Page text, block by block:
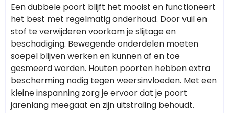
Een dubbele poort blijft het mooist en functioneert
het best met regelmatig onderhoud. Door vuil en
stof te verwijderen voorkom je slijtage en
beschadiging. Bewegende onderdelen moeten
soepel blijven werken en kunnen af en toe
gesmeerd worden. Houten poorten hebben extra
bescherming nodig tegen weersinvloeden. Met een
kleine inspanning zorg je ervoor dat je poort
jarenlang meegaat en zijn uitstraling behoudt.